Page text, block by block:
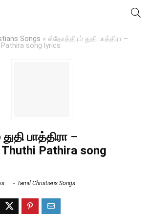
Songs » ஸ்தோத்திரம் துதி பாத்திரா –
song lyrics
பாத்திரா –
Pathira song
Tamil Christians Songs